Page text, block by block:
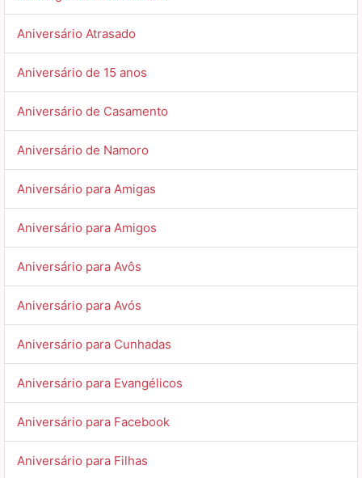
Aniversário Atrasado
Aniversário de 15 anos
Aniversário de Casamento
Aniversário de Namoro
Aniversário para Amigas
Aniversário para Amigos
Aniversário para Avôs
Aniversário para Avós
Aniversário para Cunhadas
Aniversário para Evangélicos
Aniversário para Facebook
Aniversário para Filhas